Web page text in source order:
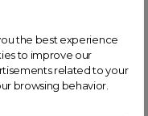
LIKE
the best experience
to improve our
related to your
browsing behavior.